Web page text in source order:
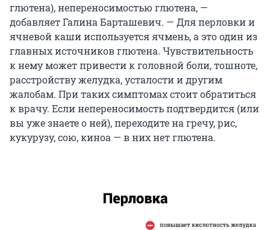
глютена), непереносимостью глютена, —
добавляет Галина Барташевич. — Для перловки и
ячневой каши используется ячмень, а это один из
главных источников глютена. Чувствительность
к нему может привести к головной боли, тошноте,
расстройству желудка, усталости и другим
жалобам. При таких симптомах стоит обратиться
к врачу. Если непереносимость подтвердится (или
вы уже знаете о ней), переходите на гречу, рис,
кукурузу, сою, киноа — в них нет глютена.